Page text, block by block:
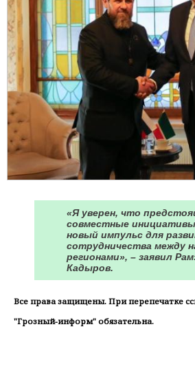
«Я уверен, что
совместные
новый импульс для
сотрудничества между
регионами», – заявил
Кадыров.
Все права защищены. При перепечатке
"Грозный-информ" обязательна.